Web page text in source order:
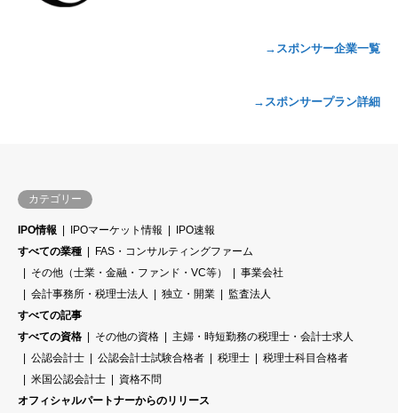
→スポンサー企業一覧
→スポンサープラン詳細
カテゴリー
IPO情報 IPOマーケット情報
IPO速報
すべての業種
FAS・コンサルティングファーム
その他（士業・金融・ファンド・VC等）
事業会社
会計事務所・税理士法人
独立・開業
監査法人
すべての記事
すべての資格
その他の資格
主婦・時短勤務の税理士・会計士求人
公認会計士
公認会計士試験合格者 税理士
税理士科目合格者
米国公認会計士
資格不問
オフィシャルパートナーからのリリース